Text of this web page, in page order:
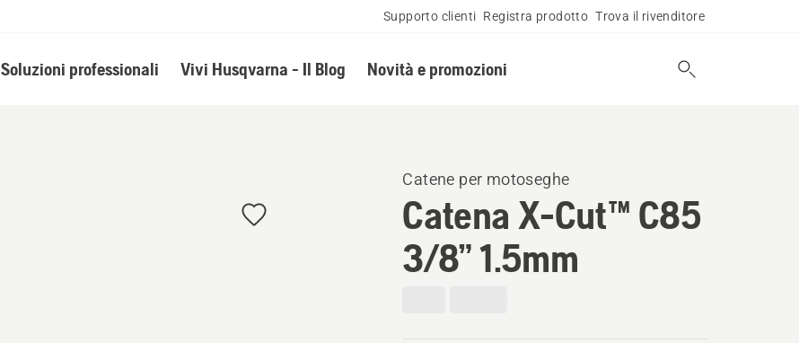
Supporto clienti Registra prodotto Trova il rivenditore
Soluzioni professionali Vivi Husqvarna - Il Blog Novità e promozioni
Catene per motoseghe
Catena X-Cut™ C85
3/8” 1.5mm